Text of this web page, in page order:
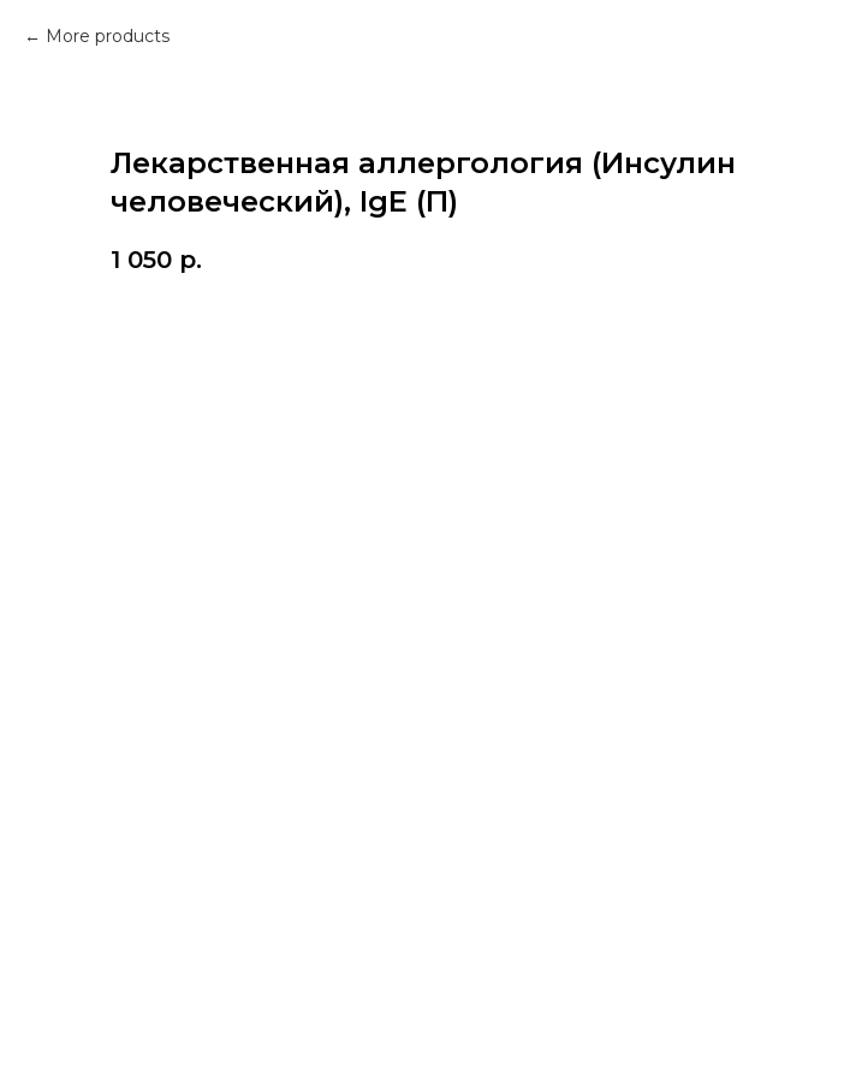
More products
Лекарственная аллергология (Инсулин
человеческий), IgE (П)
1 050 р.